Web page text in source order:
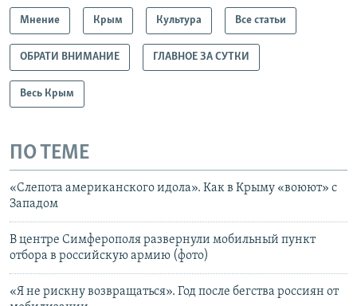
Мнение Крым Культура Все статьи
ОБРАТИ ВНИМАНИЕ ГЛАВНОЕ ЗА СУТКИ
Весь Крым
ПО ТЕМЕ
«Слепота американского идола». Как в Крыму «воюют» с
Западом
В центре Симферополя развернули мобильный пункт
отбора в российскую армию (фото)
«Я не рискну возвращаться». Год после бегства россиян от